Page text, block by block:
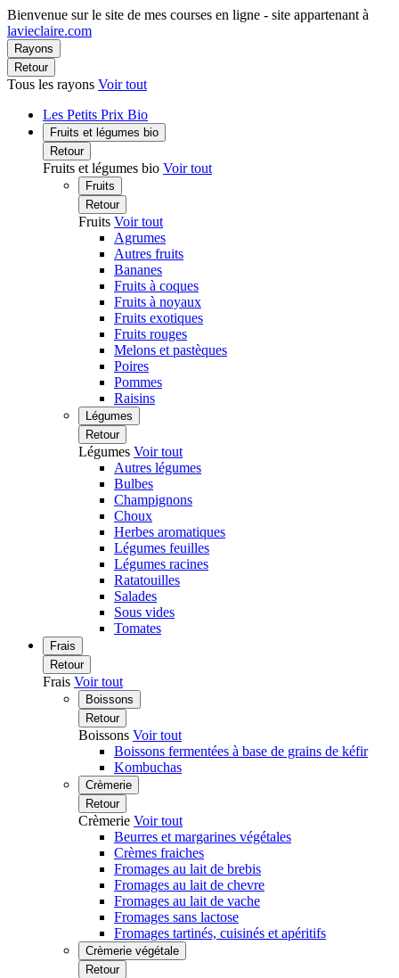
Bienvenue sur le site de mes courses en ligne - site appartenant à
lavieclaire.com
Rayons
Retour
Tous les rayons Voir tout
Les Petits Prix Bio
Fruits et légumes bio
Retour
Fruits et légumes bio Voir tout
Fruits
Retour
Fruits Voir tout
Agrumes
Autres fruits
Bananes
Fruits à coques
Fruits à noyaux
Fruits exotiques
Fruits rouges
Melons et pastèques
Poires
Pommes
Raisins
Légumes
Retour
Légumes Voir tout
Autres légumes
Bulbes
Champignons
Choux
Herbes aromatiques
Légumes feuilles
Légumes racines
Ratatouilles
Salades
Sous vides
Tomates
Frais
Retour
Frais Voir tout
Boissons
Retour
Boissons Voir tout
Boissons fermentées à base de grains de kéfir
Kombuchas
Crèmerie
Retour
Crèmerie Voir tout
Beurres et margarines végétales
Crèmes fraiches
Fromages au lait de brebis
Fromages au lait de chevre
Fromages au lait de vache
Fromages sans lactose
Fromages tartinés, cuisinés et apéritifs
Crèmerie végétale
Retour